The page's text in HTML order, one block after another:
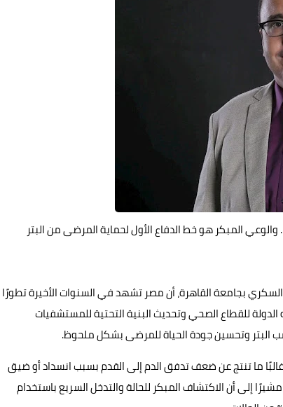
المبكر هو خط الدفاع الأول لحماية المرضى من البتر
السكري بجامعة القاهرة، أن مصر تشهد في السنوات الأخيرة تطورًا
للقطاع الصحي وتحديث البنية التحتية للمستشفيات
البتر وتحسين جودة الحياة للمرضى بشكل ملحوظ.
ما تنتج عن ضعف تدفق الدم إلى القدم بسبب انسداد أو ضيق
إلى أن الاكتشاف المبكر للحالة والتدخل السريع باستخدام